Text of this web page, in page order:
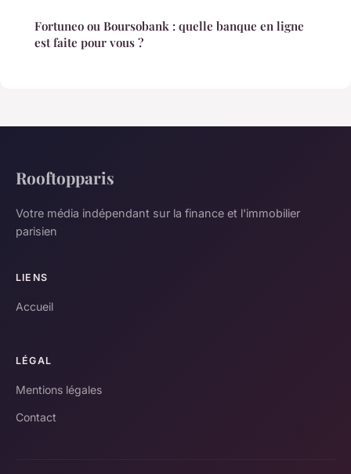
Fortuneo ou Boursobank : quelle banque en ligne
est faite pour vous ?
Rooftopparis
Votre média indépendant sur la finance et l'immobilier
parisien
LIENS
Accueil
LÉGAL
Mentions légales
Contact